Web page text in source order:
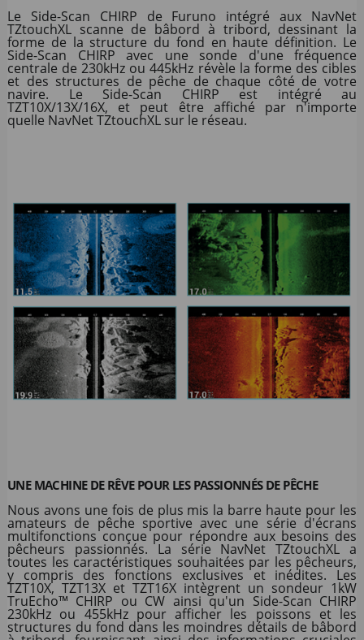
Le Side-Scan CHIRP de Furuno intégré aux NavNet
TZtouchXL scanne de bâbord à tribord, dessinant la
forme de la structure du fond en haute définition. Le
Side-Scan CHIRP avec une sonde d'une fréquence
centrale de 230kHz ou 445kHz révèle la forme des cibles
et des structures de pêche de chaque côté de votre
navire. Le Side-Scan CHIRP est intégré au
TZT10X/13X/16X, et peut être affiché par n'importe
quelle NavNet TZtouchXL sur le réseau.
UNE MACHINE DE RÊVE POUR LES PASSIONNÉS DE PÊCHE
Nous avons une fois de plus mis la barre haute pour les
amateurs de pêche sportive avec une série d'écrans
multifonctions conçue pour répondre aux besoins des
pêcheurs passionnés. La série NavNet TZtouchXL a
toutes les caractéristiques souhaitées par les pêcheurs,
y compris des fonctions exclusives et inédites. Les
TZT10X, TZT13X et TZT16X intègrent un sondeur 1kW
TruEcho™ CHIRP ou CW ainsi qu'un Side-Scan CHIRP
230kHz ou 455kHz pour afficher les poissons et les
structures du fond dans les moindres détails de bâbord